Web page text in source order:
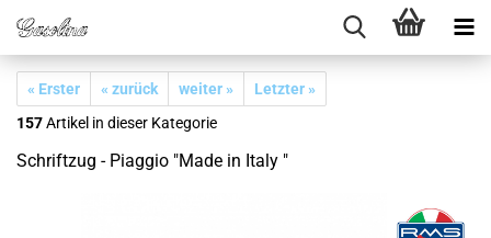
« Erster « zurück weiter »
Letzter »
157Artikel in dieser Kategorie
Schriftzug - Piaggio "Made in Italy "